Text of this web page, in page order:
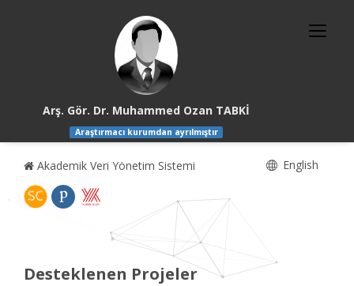
Arş. Gör. Dr. Muhammed Ozan TABKİ
Araştırmacı kurumdan ayrılmıştır
Akademik Veri Yönetim Sistemi English
Desteklenen Projeler